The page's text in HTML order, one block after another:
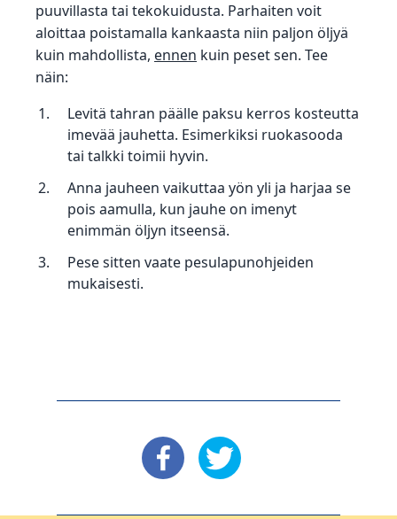
puuvillasta tai tekokuidusta. Parhaiten voit
aloittaa poistamalla kankaasta niin paljon öljyä
kuin mahdollista, ennen kuin peset sen. Tee
näin:
Levitä tahran päälle paksu kerros kosteutta
imevää jauhetta. Esimerkiksi ruokasooda
tai talkki toimii hyvin.
Anna jauheen vaikuttaa yön yli ja harjaa se
pois aamulla, kun jauhe on imenyt
enimmän öljyn itseensä.
Pese sitten vaate pesulapunohjeiden
mukaisesti.
: Facebook
: X